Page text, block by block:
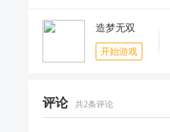
造梦无双
开始游戏
评论 共2条评论